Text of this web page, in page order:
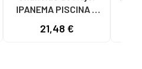
IPANEMA PISCINA Y
DORADO
21,48 €